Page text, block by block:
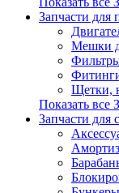
Запчасти для
Мешки
Щетки,
Показать все
Запчасти для